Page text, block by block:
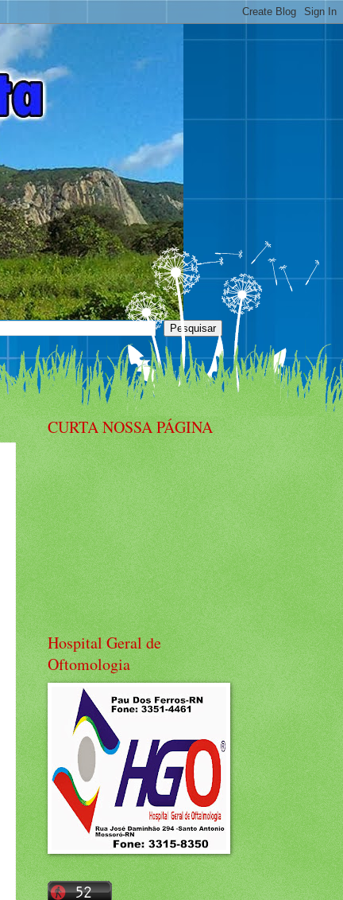
CURTA NOSSA PÁGINA
Hospital Geral de
Oftomologia